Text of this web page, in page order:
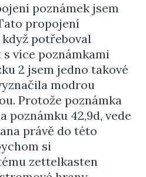
poznámek jsem
propojení
potřeboval
více poznámkami
2 jsem jedno takové
modrou
Protože poznámka
poznámku 42,9d, vede
právě do této
si
zettelkasten